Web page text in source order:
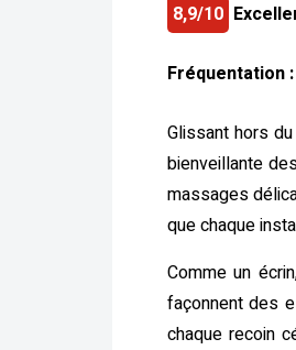
8,9/10
Fréquentation :
Glissant hors
bienveillante
massages
que chaque
Comme un
façonnent des
chaque recoin